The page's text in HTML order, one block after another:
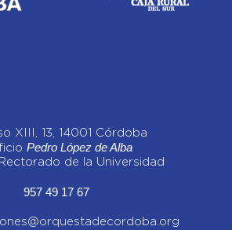
XIII, 13, 14001 Córdoba
Pedro López de Alba
de la Universidad
957 49 17 67